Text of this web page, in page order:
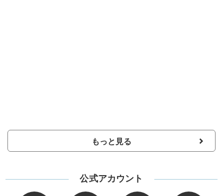
もっと見る
公式アカウント